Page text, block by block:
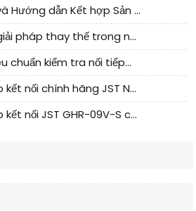
CNC Tech Đánh giá và Hướng dẫn Kết hợp Sản xuất Linh kiện Cable Nội địa
I-Pex cao tần dây束 giải pháp thay thế trong nước phân tích
CLIFF dưới参照 của tiêu chuẩn kiểm tra nối tiếp器 trong nước được cập nhật
JST kết nối - cung cấp kết nối chính hãng JST NSHR-02V-S | sản phẩm thay thế
JST kết nối - cung cấp kết nối JST GHR-09V-S chính hãng | hàng thay thế